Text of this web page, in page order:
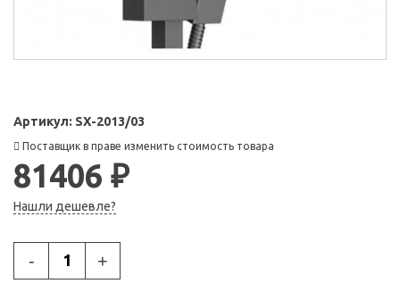
Артикул: SX-2013/03
Поставщик в праве изменить стоимость товара
81406 ₽
Нашли дешевле?
- +